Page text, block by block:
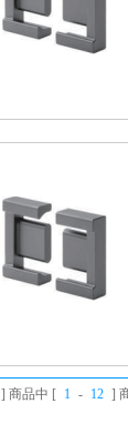
] 商品中 [ 1 - 12 ]